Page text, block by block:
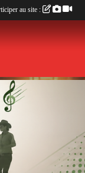
au site :